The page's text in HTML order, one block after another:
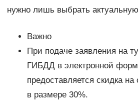
нужно лишь выбрать
Важно
При подаче заявления на
ГИБДД в электронной
предоставляется скидка
в размере 30%.